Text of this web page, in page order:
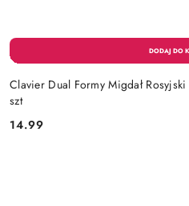
Clavier Dual Formy Migdał
szt
Cena:
14.99